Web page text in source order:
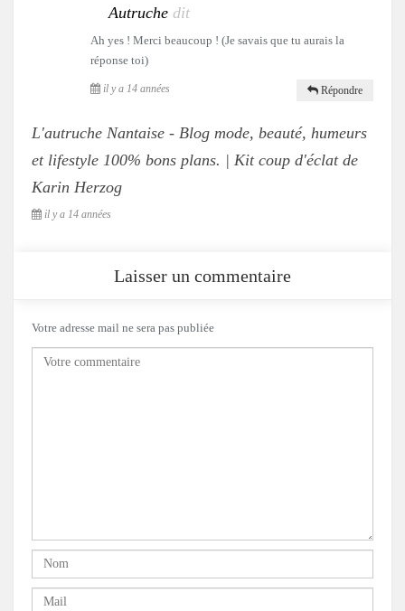
Autruche dit
Ah yes ! Merci beaucoup ! (Je savais que tu aurais la
réponse toi)
il y a 14 années Répondre
L'autruche Nantaise - Blog mode, beauté, humeurs
et lifestyle 100% bons plans. | Kit coup d'éclat de
Karin Herzog
il y a 14 années
Laisser un commentaire
Votre adresse mail ne sera pas publiée